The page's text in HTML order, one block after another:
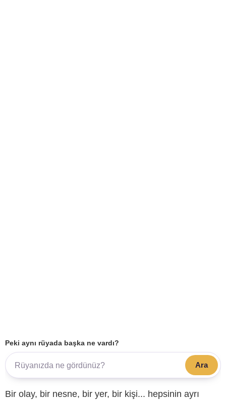
Peki aynı rüyada başka ne vardı?
Ara
Bir olay, bir nesne, bir yer, bir kişi... hepsinin ayrı